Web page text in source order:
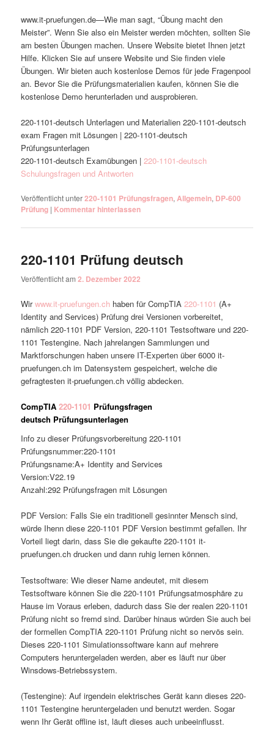
www.it-pruefungen.de—Wie man sagt, “Übung macht den
Meister”. Wenn Sie also ein Meister werden möchten, sollten Sie
am besten Übungen machen. Unsere Website bietet Ihnen jetzt
Hilfe. Klicken Sie auf unsere Website und Sie finden viele
Übungen. Wir bieten auch kostenlose Demos für jede Fragenpool
an. Bevor Sie die Prüfungsmaterialien kaufen, können Sie die
kostenlose Demo herunterladen und ausprobieren.
220-1101-deutsch Unterlagen und Materialien 220-1101-deutsch
exam Fragen mit Lösungen | 220-1101-deutsch
Prüfungsunterlagen
220-1101-deutsch Examübungen |220-1101-deutsch
Schulungsfragen und Antworten
Veröffentlicht unter220-1101 Prüfungsfragen, Allgemein, DP-600
Prüfung | Kommentar hinterlassen
220-1101 Prüfung deutsch
Veröffentlicht am2. Dezember 2022
Wirwww.it-pruefungen.ch haben für CompTIA220-1101 (A+
Identity and Services) Prüfung drei Versionen vorbereitet,
nämlich 220-1101 PDF Version, 220-1101 Testsoftware und 220-
1101 Testengine. Nach jahrelangen Sammlungen und
Marktforschungen haben unsere IT-Experten über 6000 it-
pruefungen.ch im Datensystem gespeichert, welche die
gefragtesten it-pruefungen.ch völlig abdecken.
CompTIA220-1101 Prüfungsfragen
deutsch Prüfungsunterlagen
Info zu dieser Prüfungsvorbereitung 220-1101
Prüfungsnummer:220-1101
Prüfungsname:A+ Identity and Services
Version:V22.19
Anzahl:292 Prüfungsfragen mit Lösungen
PDF Version: Falls Sie ein traditionell gesinnter Mensch sind,
würde Ihenn diese 220-1101 PDF Version bestimmt gefallen. Ihr
Vorteil liegt darin, dass Sie die gekaufte 220-1101 it-
pruefungen.ch drucken und dann ruhig lernen können.
Testsoftware: Wie dieser Name andeutet, mit diesem
Testsoftware können Sie die 220-1101 Prüfungsatmosphäre zu
Hause im Voraus erleben, dadurch dass Sie der realen 220-1101
Prüfung nicht so fremd sind. Darüber hinaus würden Sie auch bei
der formellen CompTIA 220-1101 Prüfung nicht so nervös sein.
Dieses 220-1101 Simulationssoftware kann auf mehrere
Computers heruntergeladen werden, aber es läuft nur über
Winsdows-Betriebssystem.
(Testengine): Auf irgendein elektrisches Gerät kann dieses 220-
1101 Testengine heruntergeladen und benutzt werden. Sogar
wenn Ihr Gerät offline ist, läuft dieses auch unbeeinflusst.